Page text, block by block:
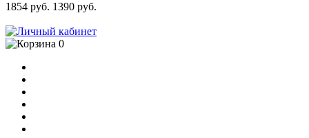
1854 руб. 1390 руб.
0